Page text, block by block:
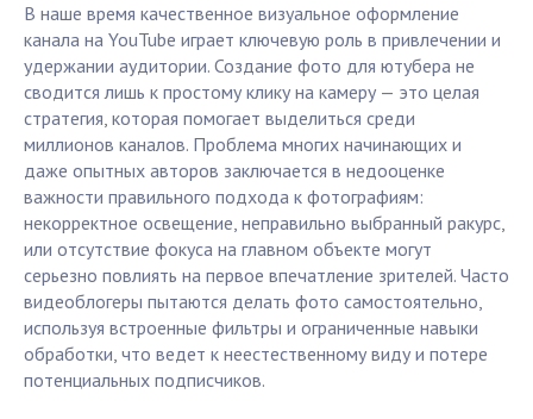
В наше время качественное визуальное оформление
канала на YouTube играет ключевую роль в привлечении и
удержании аудитории. Создание фото для ютубера не
сводится лишь к простому клику на камеру — это целая
стратегия, которая помогает выделиться среди
миллионов каналов. Проблема многих начинающих и
даже опытных авторов заключается в недооценке
важности правильного подхода к фотографиям:
некорректное освещение, неправильно выбранный ракурс,
или отсутствие фокуса на главном объекте могут
серьезно повлиять на первое впечатление зрителей. Часто
видеоблогеры пытаются делать фото самостоятельно,
используя встроенные фильтры и ограниченные навыки
обработки, что ведет к неестественному виду и потере
потенциальных подписчиков.